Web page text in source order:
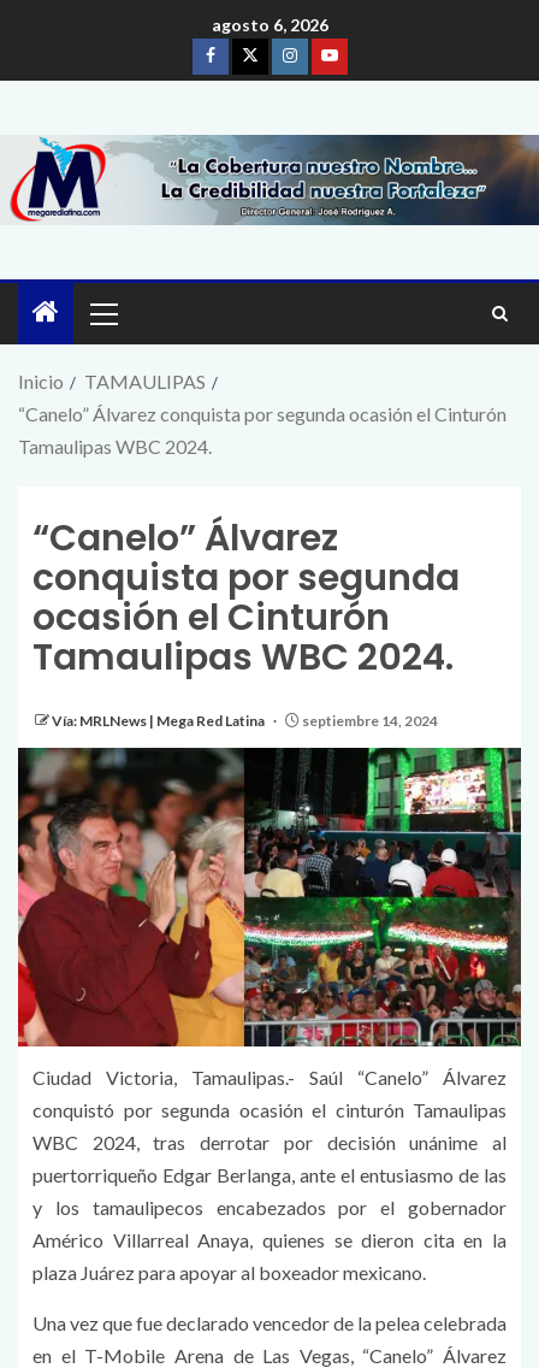
agosto 6, 2026
Inicio
TAMAULIPAS
“Canelo” Álvarez conquista por segunda ocasión el Cinturón
Tamaulipas WBC 2024.
“Canelo” Álvarez
conquista por segunda
ocasión el Cinturón
Tamaulipas WBC 2024.
Vía: MRLNews | Mega Red Latina septiembre 14, 2024
Ciudad Victoria, Tamaulipas.- Saúl “Canelo” Álvarez
conquistó por segunda ocasión el cinturón Tamaulipas
WBC 2024, tras derrotar por decisión unánime al
puertorriqueño Edgar Berlanga, ante el entusiasmo de las
y los tamaulipecos encabezados por el gobernador
Américo Villarreal Anaya, quienes se dieron cita en la
plaza Juárez para apoyar al boxeador mexicano.
Una vez que fue declarado vencedor de la pelea celebrada
en el T-Mobile Arena de Las Vegas, “Canelo” Álvarez